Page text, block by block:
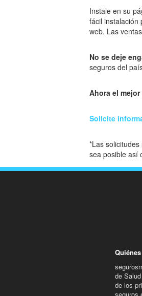
Instale en su
fácil instalación
web. Las
No se deje
seguros del
Ahora el
Solicite
*Las
sea posible así
de
de los